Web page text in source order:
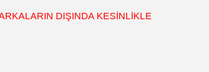
DIŞINDA KESİNLİKLE